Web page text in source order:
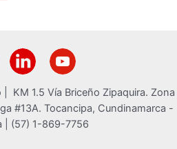
KM 1.5 Vía Briceño Zipaquira. Zona
#13A. Tocancipa, Cundinamarca -
| (57) 1-869-7756